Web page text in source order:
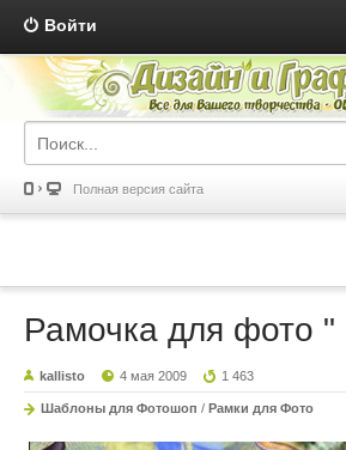
Войти
Полная версия сайта
Рамочка для фото "
kallisto 4 мая 2009 1 463
Шаблоны для Фотошоп / Рамки для Фото